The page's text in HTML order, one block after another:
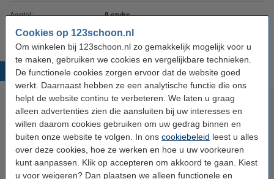
Cookies op 123schoon.nl
Om winkelen bij 123schoon.nl zo gemakkelijk mogelijk voor u
te maken, gebruiken we cookies en vergelijkbare technieken.
De functionele cookies zorgen ervoor dat de website goed
werkt. Daarnaast hebben ze een analytische functie die ons
helpt de website continu te verbeteren. We laten u graag
alleen advertenties zien die aansluiten bij uw interesses en
willen daarom cookies gebruiken om uw gedrag binnen en
buiten onze website te volgen. In ons cookiebeleid leest u alles
over deze cookies, hoe ze werken en hoe u uw voorkeuren
kunt aanpassen. Klik op accepteren om akkoord te gaan. Kiest
u voor weigeren? Dan plaatsen we alleen functionele en
Aantal: 8 stuks
Populaire producten